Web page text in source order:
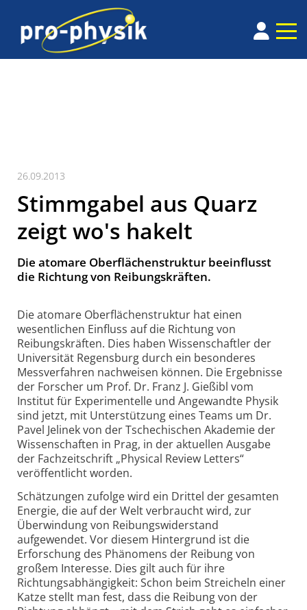
26.09.2013
Stimmgabel aus Quarz
zeigt wo's hakelt
Die atomare Oberflächenstruktur beeinflusst
die Richtung von Reibungskräften.
Die atomare Oberflächenstruktur hat einen
wesentlichen Einfluss auf die Richtung von
Reibungskräften. Dies haben Wissenschaftler der
Universität Regensburg durch ein besonderes
Messverfahren nachweisen können. Die Ergebnisse
der Forscher um Prof. Dr. Franz J. Gießibl vom
Institut für Experimentelle und Angewandte Physik
sind jetzt, mit Unterstützung eines Teams um Dr.
Pavel Jelinek von der Tschechischen Akademie der
Wissenschaften in Prag, in der aktuellen Ausgabe
der Fachzeitschrift „Physical Review Letters“
veröffentlicht worden.
Schätzungen zufolge wird ein Drittel der gesamten
Energie, die auf der Welt verbraucht wird, zur
Überwindung von Reibungswiderstand
aufgewendet. Vor diesem Hintergrund ist die
Erforschung des Phänomens der Reibung von
großem Interesse. Dies gilt auch für ihre
Richtungsabhängigkeit: Schon beim Streicheln einer
Katze stellt man fest, dass die Reibung von der